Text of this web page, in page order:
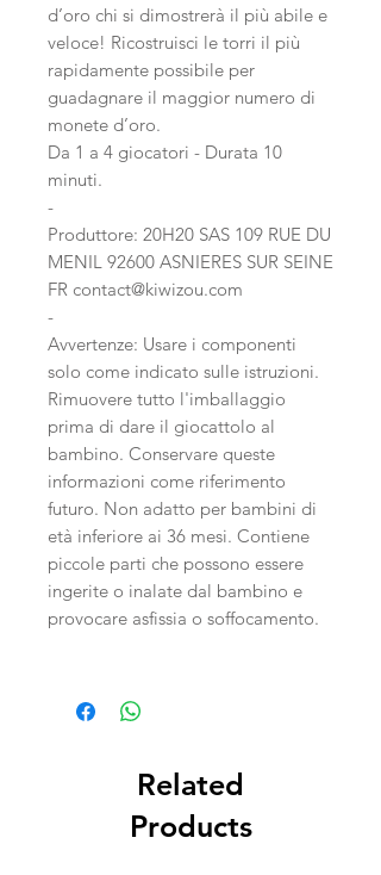
d’oro chi si dimostrerà il più abile e
veloce! Ricostruisci le torri il più
rapidamente possibile per
guadagnare il maggior numero di
monete d’oro.
Da 1 a 4 giocatori - Durata 10
minuti.
-
Produttore: 20H20 SAS 109 RUE DU
MENIL 92600 ASNIERES SUR SEINE
FR contact@kiwizou.com
-
Avvertenze: Usare i componenti
solo come indicato sulle istruzioni.
Rimuovere tutto l'imballaggio
prima di dare il giocattolo al
bambino. Conservare queste
informazioni come riferimento
futuro. Non adatto per bambini di
età inferiore ai 36 mesi. Contiene
piccole parti che possono essere
ingerite o inalate dal bambino e
provocare asfissia o soffocamento.
Related
Products